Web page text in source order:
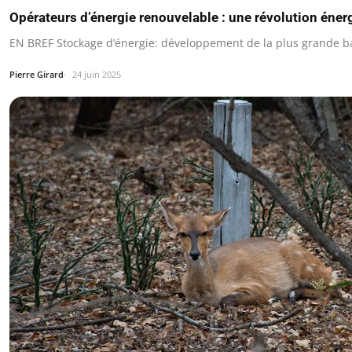
Opérateurs d’énergie renouvelable : une révolution
EN BREF Stockage d’énergie: développement de la plus
Pierre Girard 24 juin 2025